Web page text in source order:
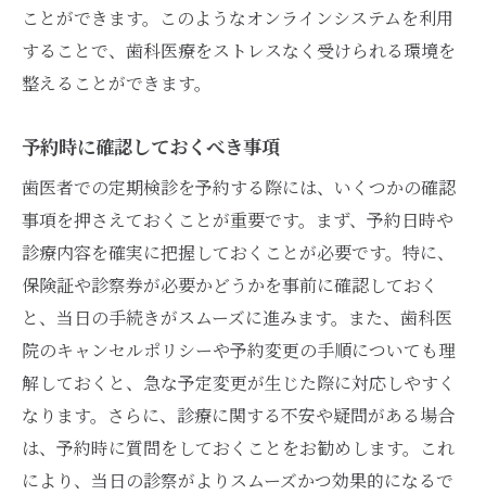
ことができます。このようなオンラインシステムを利用
することで、歯科医療をストレスなく受けられる環境を
整えることができます。
予約時に確認しておくべき事項
歯医者での定期検診を予約する際には、いくつかの確認
事項を押さえておくことが重要です。まず、予約日時や
診療内容を確実に把握しておくことが必要です。特に、
保険証や診察券が必要かどうかを事前に確認しておく
と、当日の手続きがスムーズに進みます。また、歯科医
院のキャンセルポリシーや予約変更の手順についても理
解しておくと、急な予定変更が生じた際に対応しやすく
なります。さらに、診療に関する不安や疑問がある場合
は、予約時に質問をしておくことをお勧めします。これ
により、当日の診察がよりスムーズかつ効果的になるで